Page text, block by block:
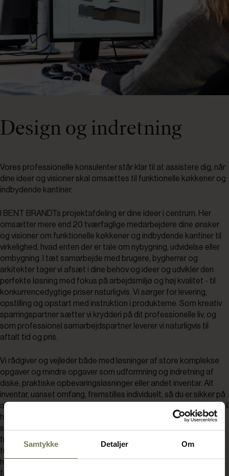
Samtykke Detaljer Om
Design og indretning
Vores professionelle konsulenter står klar til at assistere dig, når
dine ideer og visioner skal omsættes til funktionelle køkkener og
indbydende kantiner.
I BENT BRANDTs projektafdeling er dine ideer i centrum. Her
omsætter mere end 20 tværfaglige medarbejdere dine ønsker
og visioner om funktionelle køkkener og indbydende kantiner til
virkelighed, hvad enten der er tale om nybygning, udvidelse eller
ombygning. I tæt samarbejde med brugere, bygherrer og
arkitekter tager vi afsæt i dine behov og ideer og udvikler den
perfekte løsning med fokus på arbejdsmiljø og høj kvalitet - til
konkurrencedygtige priser naturligvis. Vi sørger for levering,
opstilling og opstart med instruktion i produkterne. Som kreativ
sparringspartner sætter vi krydderi på dit professionelle liv, og
som professionel samarbejdspartner leverer vi naturligvis til
aftalt tid og pris.
Vi rådgiver og vejleder både med løsninger af store komplekse
opgaver og mindre opgaver som udformning og indretning af
diske, praktiske opbevaringsløsninger eller andet inventar. Alt
inventar, uanset omfang, fremstilles individuelt, så du er sikker på
at få den løsning, der passer til dine behov. Designet skal passe til
helheden, og den indvendige teknik og opbygning er mindst lige
så vigtig. I samarbejde med vores eksterne leverandører
fremstilles inventar, så det lever op til tekniske og
funktionsmæssige krav - herunder krav til hygiejne, rengøring og
holdbarhed. Med en løsning fra BENT BRANDT er du sikker på at
få et smukt og funktionelt produkt efter dine ønsker og behov.